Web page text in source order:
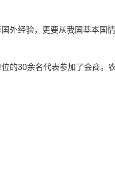
外经验，更要从我国基本国
的30余名代表参加了会商。